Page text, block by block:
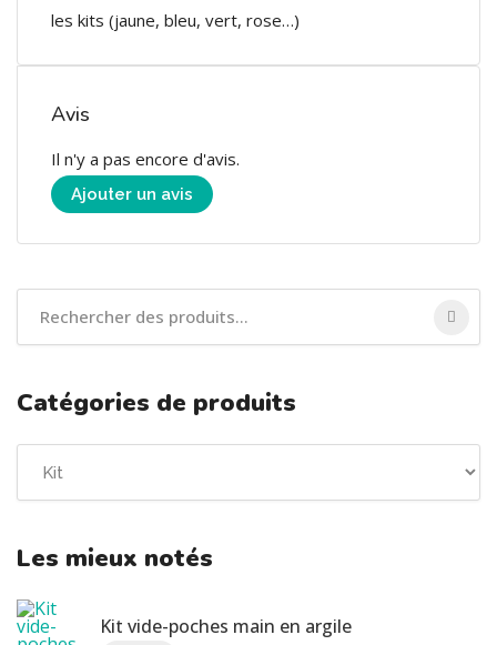
les kits (jaune, bleu, vert, rose…)
Avis
Il n'y a pas encore d'avis.
Ajouter un avis
Catégories de produits
Les mieux notés
Kit vide-poches main en argile